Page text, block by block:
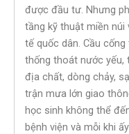
được đầu tư. Nhưng
tầng kỹ thuật miền núi
tế quốc dân. Cầu
thống thoát nước yếu,
địa chất, dòng chảy,
trận mưa lớn giao
học sinh không thể
bệnh viện và mỗi khi